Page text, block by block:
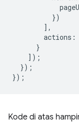
})
],
actions :
}
]);
});
});
Kode di atas